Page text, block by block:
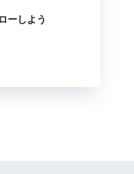
ーしよう